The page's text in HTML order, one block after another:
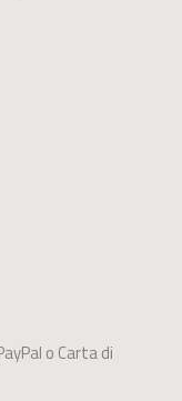
o Carta di